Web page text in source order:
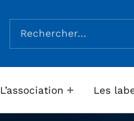
Rechercher :
L’association Les